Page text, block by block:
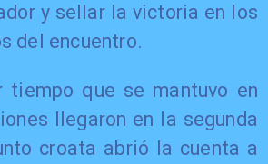
y sellar la victoria en los
del encuentro.
tiempo que se mantuvo en
llegaron en la segunda
croata abrió la cuenta a